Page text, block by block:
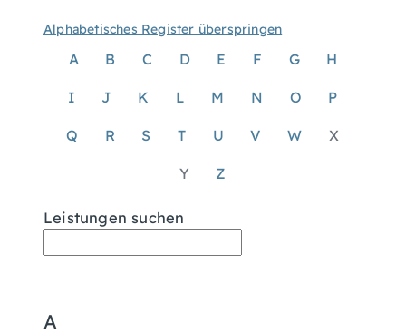
Alphabetisches Register überspringen
A B C D E F G H
I J K L M N O P
Q R S T U V W X
Y Z
Leistungen suchen
A